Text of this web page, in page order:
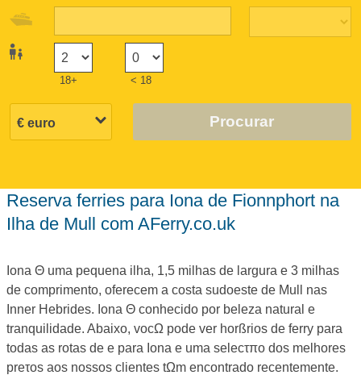
18+ < 18
Procurar
Reserva ferries para Iona de Fionnphort na
Ilha de Mull com AFerry.co.uk
Iona Θ uma pequena ilha, 1,5 milhas de largura e 3 milhas
de comprimento, oferecem a costa sudoeste de Mull nas
Inner Hebrides. Iona Θ conhecido por beleza natural e
tranquilidade. Abaixo, vocΩ pode ver horßrios de ferry para
todas as rotas de e para Iona e uma selecτπo dos melhores
preτos aos nossos clientes tΩm encontrado recentemente.